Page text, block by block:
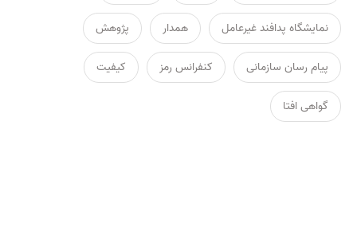
نمایشگاه پدافند غیرعامل همدار پژوهش
پیام رسان سازمانی کنفرانس رمز کیفیت
گواهی افتا